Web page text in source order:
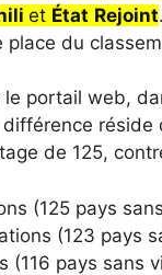
et État Rejoint
place du
portail web,
de 125,
(125 pays
(123 pays
(116 pays sans